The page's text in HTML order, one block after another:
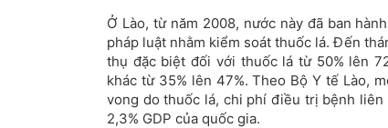
Ở Lào, từ năm 2008, nước này đã ban
pháp luật nhằm kiểm soát thuốc lá. Đến
thụ đặc biệt đối với thuốc lá từ 50% lên
khác từ 35% lên 47%. Theo Bộ Y tế Lào,
vong do thuốc lá, chi phí điều trị bệnh
2,3% GDP của quốc gia.